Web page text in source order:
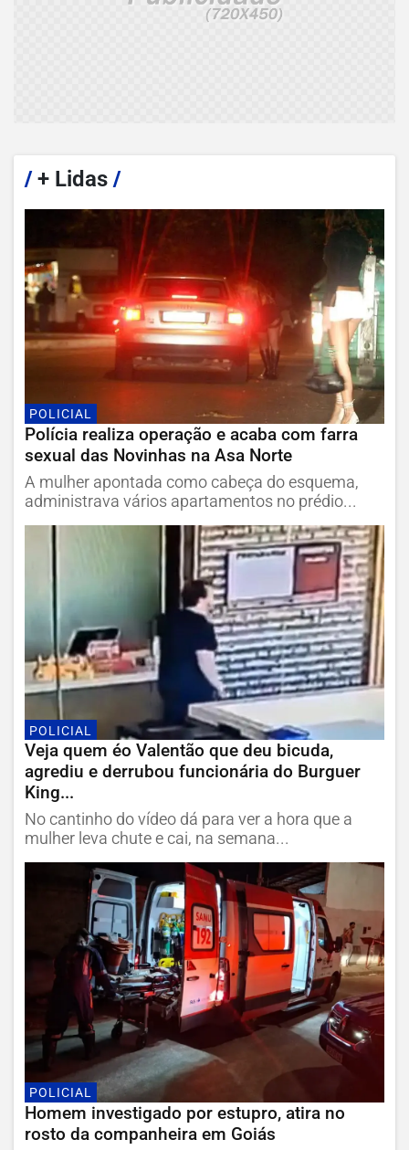
/+ Lidas /
POLICIAL
Polícia realiza operação e acaba com farra
sexual das Novinhas na Asa Norte
A mulher apontada como cabeça do esquema,
administrava vários apartamentos no prédio...
POLICIAL
Veja quem éo Valentão que deu bicuda,
agrediu e derrubou funcionária do Burguer
King...
No cantinho do vídeo dá para ver a hora que a
mulher leva chute e cai, na semana...
POLICIAL
Homem investigado por estupro, atira no
rosto da companheira em Goiás